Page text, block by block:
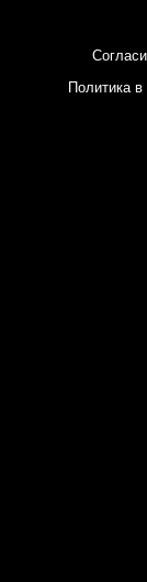
Политика